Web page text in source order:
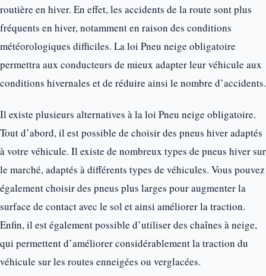
routière en hiver. En effet, les accidents de la route sont plus
fréquents en hiver, notamment en raison des conditions
météorologiques difficiles. La loi Pneu neige obligatoire
permettra aux conducteurs de mieux adapter leur véhicule aux
conditions hivernales et de réduire ainsi le nombre d’accidents.
Il existe plusieurs alternatives à la loi Pneu neige obligatoire.
Tout d’abord, il est possible de choisir des pneus hiver adaptés
à votre véhicule. Il existe de nombreux types de pneus hiver sur
le marché, adaptés à différents types de véhicules. Vous pouvez
également choisir des pneus plus larges pour augmenter la
surface de contact avec le sol et ainsi améliorer la traction.
Enfin, il est également possible d’utiliser des chaînes à neige,
qui permettent d’améliorer considérablement la traction du
véhicule sur les routes enneigées ou verglacées.